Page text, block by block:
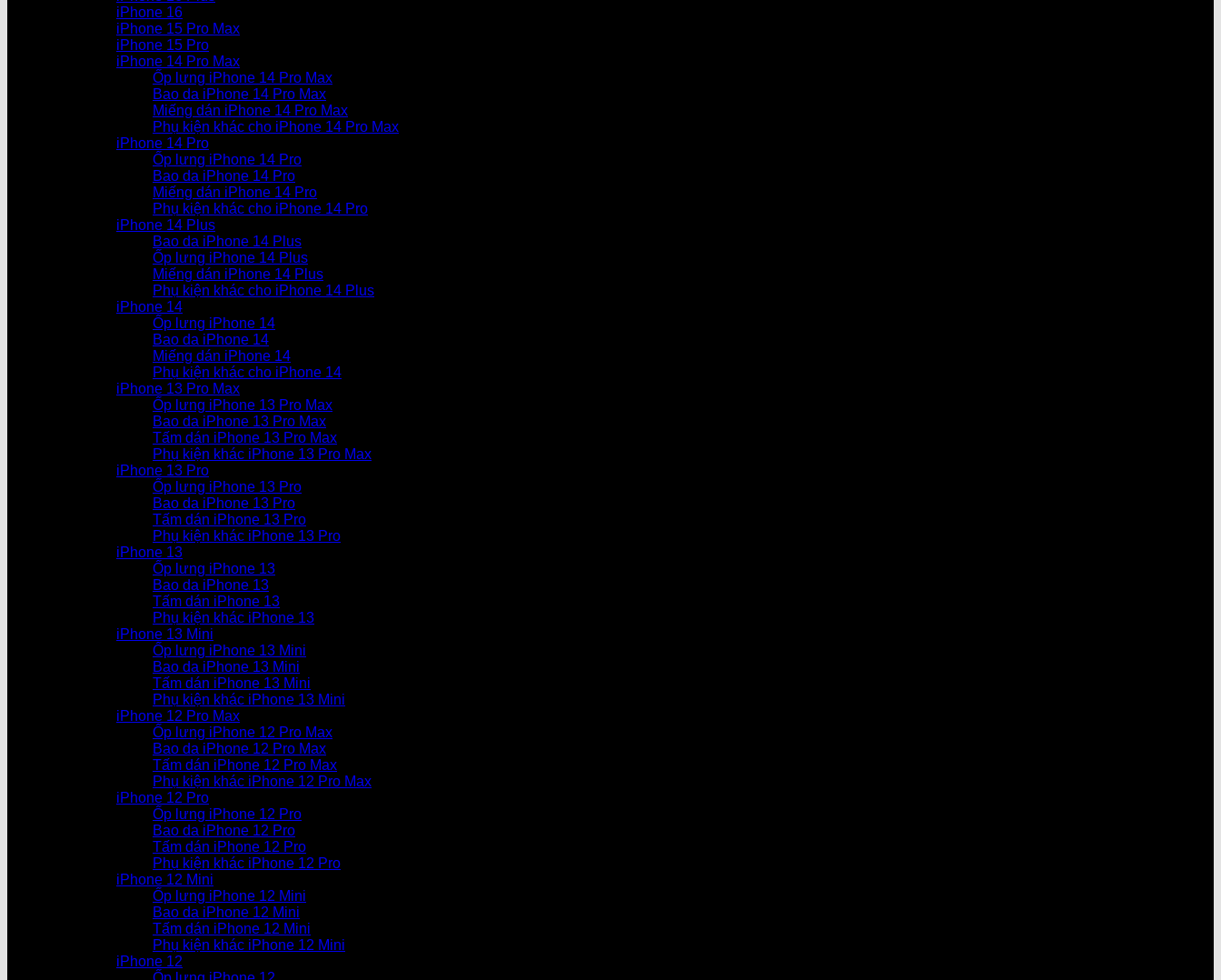
iPhone 16
iPhone 15 Pro Max
iPhone 15 Pro
iPhone 14 Pro Max
Ốp lưng iPhone 14 Pro Max
Bao da iPhone 14 Pro Max
Miếng dán iPhone 14 Pro Max
Phụ kiện khác cho iPhone 14 Pro Max
iPhone 14 Pro
Ốp lưng iPhone 14 Pro
Bao da iPhone 14 Pro
Miếng dán iPhone 14 Pro
Phụ kiện khác cho iPhone 14 Pro
iPhone 14 Plus
Bao da iPhone 14 Plus
Ốp lưng iPhone 14 Plus
Miếng dán iPhone 14 Plus
Phụ kiện khác cho iPhone 14 Plus
iPhone 14
Ốp lưng iPhone 14
Bao da iPhone 14
Miếng dán iPhone 14
Phụ kiện khác cho iPhone 14
iPhone 13 Pro Max
Ốp lưng iPhone 13 Pro Max
Bao da iPhone 13 Pro Max
Tấm dán iPhone 13 Pro Max
Phụ kiện khác iPhone 13 Pro Max
iPhone 13 Pro
Ốp lưng iPhone 13 Pro
Bao da iPhone 13 Pro
Tấm dán iPhone 13 Pro
Phụ kiện khác iPhone 13 Pro
iPhone 13
Ốp lưng iPhone 13
Bao da iPhone 13
Tấm dán iPhone 13
Phụ kiện khác iPhone 13
iPhone 13 Mini
Ốp lưng iPhone 13 Mini
Bao da iPhone 13 Mini
Tấm dán iPhone 13 Mini
Phụ kiện khác iPhone 13 Mini
iPhone 12 Pro Max
Ốp lưng iPhone 12 Pro Max
Bao da iPhone 12 Pro Max
Tấm dán iPhone 12 Pro Max
Phụ kiện khác iPhone 12 Pro Max
iPhone 12 Pro
Ốp lưng iPhone 12 Pro
Bao da iPhone 12 Pro
Tấm dán iPhone 12 Pro
Phụ kiện khác iPhone 12 Pro
iPhone 12 Mini
Ốp lưng iPhone 12 Mini
Bao da iPhone 12 Mini
Tấm dán iPhone 12 Mini
Phụ kiện khác iPhone 12 Mini
iPhone 12